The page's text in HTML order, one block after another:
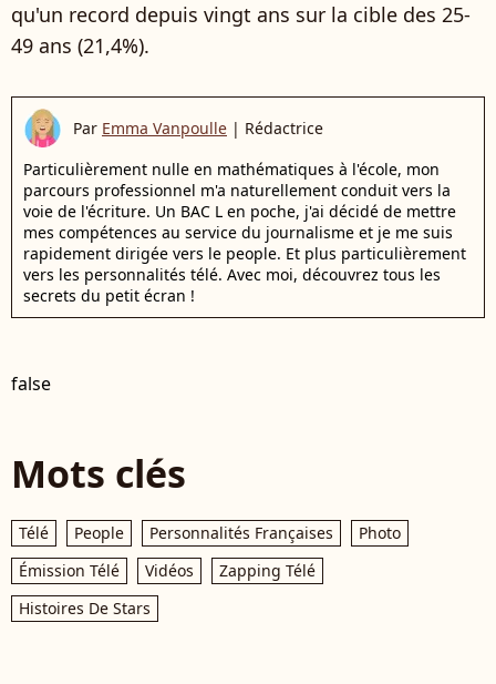
qu'un record depuis vingt ans sur la cible des 25-
49 ans (21,4%).
Par Emma Vanpoulle | Rédactrice
Particulièrement nulle en mathématiques à l'école, mon
parcours professionnel m'a naturellement conduit vers la
voie de l'écriture. Un BAC L en poche, j'ai décidé de mettre
mes compétences au service du journalisme et je me suis
rapidement dirigée vers le people. Et plus particulièrement
vers les personnalités télé. Avec moi, découvrez tous les
secrets du petit écran !
false
Mots clés
Télé People Personnalités Françaises
Photo
Émission Télé
Vidéos
Zapping Télé
Histoires De Stars